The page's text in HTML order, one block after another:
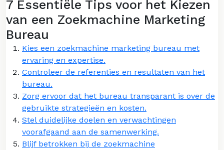
7 Essentiële Tips voor het Kiezen
van een Zoekmachine Marketing
Bureau
Kies een zoekmachine marketing bureau met
ervaring en expertise.
Controleer de referenties en resultaten van het
bureau.
Zorg ervoor dat het bureau transparant is over de
gebruikte strategieën en kosten.
Stel duidelijke doelen en verwachtingen
voorafgaand aan de samenwerking.
Blijf betrokken bij de zoekmachine